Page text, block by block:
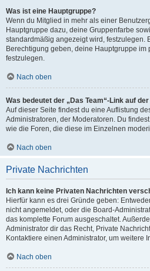
Was ist eine Hauptgruppe?
Wenn du Mitglied in mehr als einer
Hauptgruppe dazu, deine Gruppenfarbe
standardmäßig angezeigt wird, festzulegen.
Berechtigung geben, deine Hauptgruppe
festzulegen.
Nach oben
Was bedeutet der „Das Team“-Link auf
Auf dieser Seite findest du eine Auflistung
Administratoren, der Moderatoren. Du
wie die Foren, die diese im Einzelnen
Nach oben
Private Nachrichten
Ich kann keine Privaten Nachrichten
Hierfür kann es drei Gründe geben:
nicht angemeldet, oder die Board-
das komplette Forum ausgeschaltet.
Administrator dir das Recht, Private
Kontaktiere einen Administrator, um weitere
Nach oben